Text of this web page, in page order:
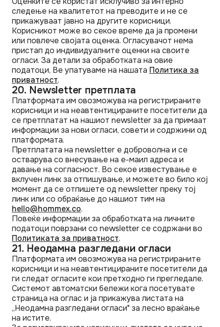
следење на квалитетот на преводите и не се
прикажуваат јавно на другите корисници.
Корисникот може во секое време да ја промени
или повлече својата оценка. Огласувачот нема
пристап до индивидуалните оценки на своите
огласи. За детали за обработката на овие
податоци, Ве упатуваме на нашата Политика за
приватност.
20. Newsletter претплата
Платформата им овозможува на регистрираните
корисници и на неавтентицираните посетители да
се претплатат на нашиот newsletter за да примаат
информации за нови огласи, совети и содржини од
платформата.
Претплатата на newsletter е доброволна и се
остварува со внесување на е-маил адреса и
давање на согласност. Во секое известување е
вклучен линк за отпишување, и можете во било кој
момент да се отпишете од newsletter преку тој
линк или со обраќање до нашиот тим на
hello@hommex.co.
Повеќе информации за обработката на личните
податоци поврзани со newsletter се содржани во
Политиката за приватност.
21. Неодамна разгледани огласи
Платформата им овозможува на регистрираните
корисници и на неавтентицираните посетители да
ги следат огласите кои претходно ги прегледале.
Системот автоматски бележи кога посетувате
страница на оглас и ја прикажува листата на
„Неодамна разгледани огласи" за лесно враќање
на истите.